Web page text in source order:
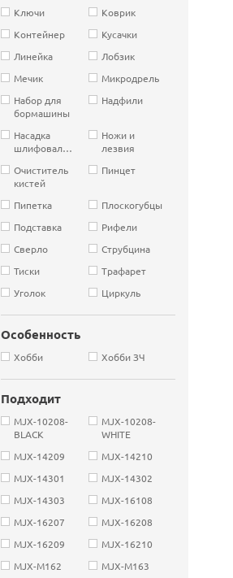
Ключи
Коврик
Контейнер
Кусачки
Линейка
Лобзик
Мечик
Микродрель
Набор для
бормашины
Надфили
Насадка
шлифовальная
Ножи и
лезвия
Очиститель
кистей
Пинцет
Пипетка
Плоскогубцы
Подставка
Рифели
Сверло
Струбцина
Тиски
Трафарет
Уголок
Циркуль
Особенность
Хобби Хобби ЗЧ
Подходит
MJX-10208-
BLACK
MJX-10208-
WHITE
MJX-14209
MJX-14210
MJX-14301
MJX-14302
MJX-14303
MJX-16108
MJX-16207
MJX-16208
MJX-16209
MJX-16210
MJX-M162
MJX-M163